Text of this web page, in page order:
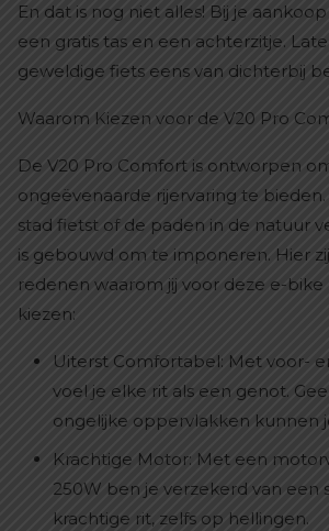
En dat is nog niet alles! Bij je
een gratis tas en een achterzitje.
geweldige fiets eens van dichterbij
Waarom Kiezen voor de V20 Pro
De V20 Pro Comfort is ontworpen
ongeëvenaarde rijervaring te
stad fietst of de paden in de natuur
is gebouwd om te imponeren. Hier
redenen waarom jij voor deze e-
kiezen:
Uiterst Comfortabel: Met voor-
voel je elke rit als een genot.
ongelijke oppervlakken kunnen
Krachtige Motor: Met een
250W ben je verzekerd van een
krachtige rit, zelfs op hellingen.